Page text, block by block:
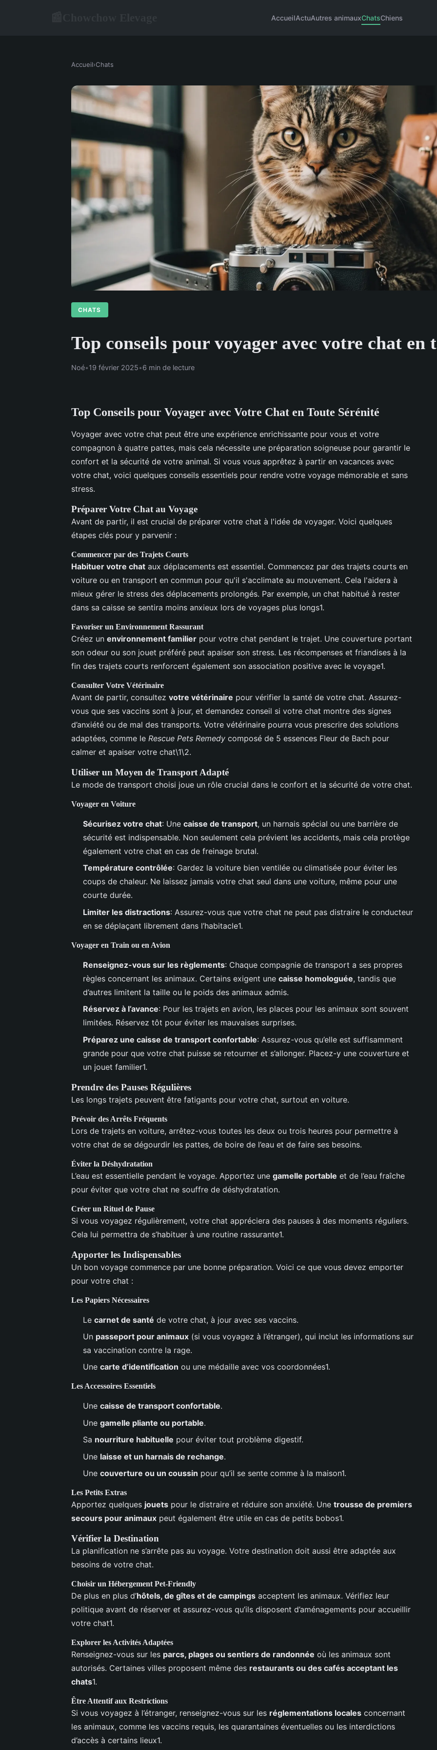
AccueilActuAutres animauxChatsChiens
Accueil›Chats
CHATS
Top conseils pour voyager avec votre chat en
Noé•19 février 2025•6 min de lecture
Top Conseils pour Voyager avec Votre Chat en Toute Sérénité
Voyager avec votre chat peut être une expérience enrichissante pour vous et votre
compagnon à quatre pattes, mais cela nécessite une préparation soigneuse pour garantir le
confort et la sécurité de votre animal. Si vous vous apprêtez à partir en vacances avec
votre chat, voici quelques conseils essentiels pour rendre votre voyage mémorable et sans
stress.
Préparer Votre Chat au Voyage
Avant de partir, il est crucial de préparer votre chat à l'idée de voyager. Voici quelques
étapes clés pour y parvenir :
Commencer par des Trajets Courts
Habituer votre chat aux déplacements est essentiel. Commencez par des trajets courts en
voiture ou en transport en commun pour qu'il s'acclimate au mouvement. Cela l'aidera à
mieux gérer le stress des déplacements prolongés. Par exemple, un chat habitué à rester
dans sa caisse se sentira moins anxieux lors de voyages plus longs1.
Favoriser un Environnement Rassurant
Créez un environnement familier pour votre chat pendant le trajet. Une couverture portant
son odeur ou son jouet préféré peut apaiser son stress. Les récompenses et friandises à la
fin des trajets courts renforcent également son association positive avec le voyage1.
Consulter Votre Vétérinaire
Avant de partir, consultez votre vétérinaire pour vérifier la santé de votre chat. Assurez-
vous que ses vaccins sont à jour, et demandez conseil si votre chat montre des signes
d’anxiété ou de mal des transports. Votre vétérinaire pourra vous prescrire des solutions
adaptées, comme le Rescue Pets Remedy composé de 5 essences Fleur de Bach pour
calmer et apaiser votre chat\1\2.
Utiliser un Moyen de Transport Adapté
Le mode de transport choisi joue un rôle crucial dans le confort et la sécurité de votre chat.
Voyager en Voiture
Sécurisez votre chat: Une caisse de transport, un harnais spécial ou une barrière de
sécurité est indispensable. Non seulement cela prévient les accidents, mais cela protège
également votre chat en cas de freinage brutal.
Température contrôlée: Gardez la voiture bien ventilée ou climatisée pour éviter les
coups de chaleur. Ne laissez jamais votre chat seul dans une voiture, même pour une
courte durée.
Limiter les distractions: Assurez-vous que votre chat ne peut pas distraire le conducteur
en se déplaçant librement dans l’habitacle1.
Voyager en Train ou en Avion
Renseignez-vous sur les règlements: Chaque compagnie de transport a ses propres
règles concernant les animaux. Certains exigent une caisse homologuée, tandis que
d’autres limitent la taille ou le poids des animaux admis.
Réservez à l’avance: Pour les trajets en avion, les places pour les animaux sont souvent
limitées. Réservez tôt pour éviter les mauvaises surprises.
Préparez une caisse de transport confortable: Assurez-vous qu’elle est suffisamment
grande pour que votre chat puisse se retourner et s’allonger. Placez-y une couverture et
un jouet familier1.
Prendre des Pauses Régulières
Les longs trajets peuvent être fatigants pour votre chat, surtout en voiture.
Prévoir des Arrêts Fréquents
Lors de trajets en voiture, arrêtez-vous toutes les deux ou trois heures pour permettre à
votre chat de se dégourdir les pattes, de boire de l’eau et de faire ses besoins.
Éviter la Déshydratation
L’eau est essentielle pendant le voyage. Apportez une gamelle portable et de l’eau fraîche
pour éviter que votre chat ne souffre de déshydratation.
Créer un Rituel de Pause
Si vous voyagez régulièrement, votre chat appréciera des pauses à des moments réguliers.
Cela lui permettra de s’habituer à une routine rassurante1.
Apporter les Indispensables
Un bon voyage commence par une bonne préparation. Voici ce que vous devez emporter
pour votre chat :
Les Papiers Nécessaires
Le carnet de santé de votre chat, à jour avec ses vaccins.
Un passeport pour animaux (si vous voyagez à l’étranger), qui inclut les informations sur
sa vaccination contre la rage.
Une carte d’identification ou une médaille avec vos coordonnées1.
Les Accessoires Essentiels
Une caisse de transport confortable.
Une gamelle pliante ou portable.
Sa nourriture habituelle pour éviter tout problème digestif.
Une laisse et un harnais de rechange.
Une couverture ou un coussin pour qu’il se sente comme à la maison1.
Les Petits Extras
Apportez quelques jouets pour le distraire et réduire son anxiété. Une trousse de premiers
secours pour animaux peut également être utile en cas de petits bobos1.
Vérifier la Destination
La planification ne s’arrête pas au voyage. Votre destination doit aussi être adaptée aux
besoins de votre chat.
Choisir un Hébergement Pet-Friendly
De plus en plus d’hôtels, de gîtes et de campings acceptent les animaux. Vérifiez leur
politique avant de réserver et assurez-vous qu’ils disposent d’aménagements pour accueillir
votre chat1.
Explorer les Activités Adaptées
Renseignez-vous sur les parcs, plages ou sentiers de randonnée où les animaux sont
autorisés. Certaines villes proposent même des restaurants ou des cafés acceptant les
chats1.
Être Attentif aux Restrictions
Si vous voyagez à l’étranger, renseignez-vous sur les réglementations locales concernant
les animaux, comme les vaccins requis, les quarantaines éventuelles ou les interdictions
d’accès à certains lieux1.